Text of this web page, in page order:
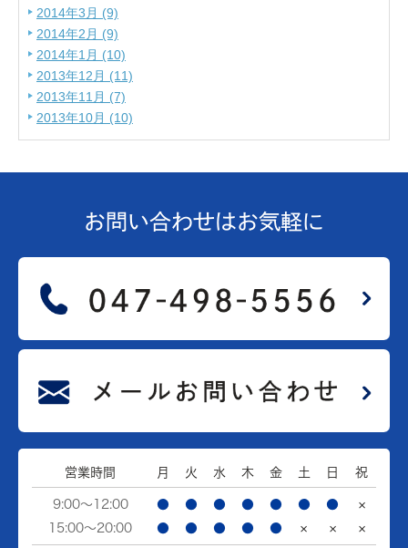
2014年3月 (9)
2014年2月 (9)
2014年1月 (10)
2013年12月 (11)
2013年11月 (7)
2013年10月 (10)
お問い合わせはお気軽に
営業時間 月 火 水 木 金 土 日 祝
9:00～12:00 ● ● ● ● ● ● ●
×
15:00～20:00
● ● ● ● ● × × ×